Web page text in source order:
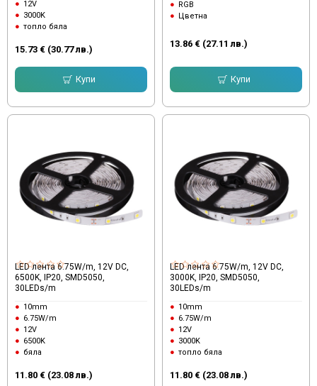
12V
3000K
топло бяла
15.73 € (30.77 лв.)
Купи
RGB
Цветна
13.86 € (27.11 лв.)
Купи
LED лента 6.75W/m, 12V DC,
6500K, IP20, SMD5050,
30LEDs/m
10mm
6.75W/m
12V
6500K
бяла
11.80 € (23.08 лв.)
LED лента 6.75W/m, 12V DC,
3000K, IP20, SMD5050,
30LEDs/m
10mm
6.75W/m
12V
3000K
топло бяла
11.80 € (23.08 лв.)